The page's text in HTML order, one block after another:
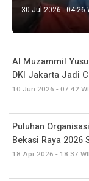
30 Jul 2026 - 04:26
Al Muzammil
DKI Jakarta Jadi
10 Jun 2026 - 07:42
Puluhan
Bekasi Raya 2026
18 Apr 2026 - 18:37